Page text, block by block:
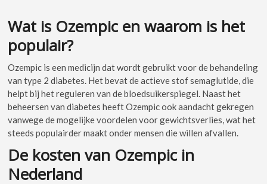
Wat is Ozempic en waarom is het
populair?
Ozempic is een medicijn dat wordt gebruikt voor de behandeling
van type 2 diabetes. Het bevat de actieve stof semaglutide, die
helpt bij het reguleren van de bloedsuikerspiegel. Naast het
beheersen van diabetes heeft Ozempic ook aandacht gekregen
vanwege de mogelijke voordelen voor gewichtsverlies, wat het
steeds populairder maakt onder mensen die willen afvallen.
De kosten van Ozempic in
Nederland